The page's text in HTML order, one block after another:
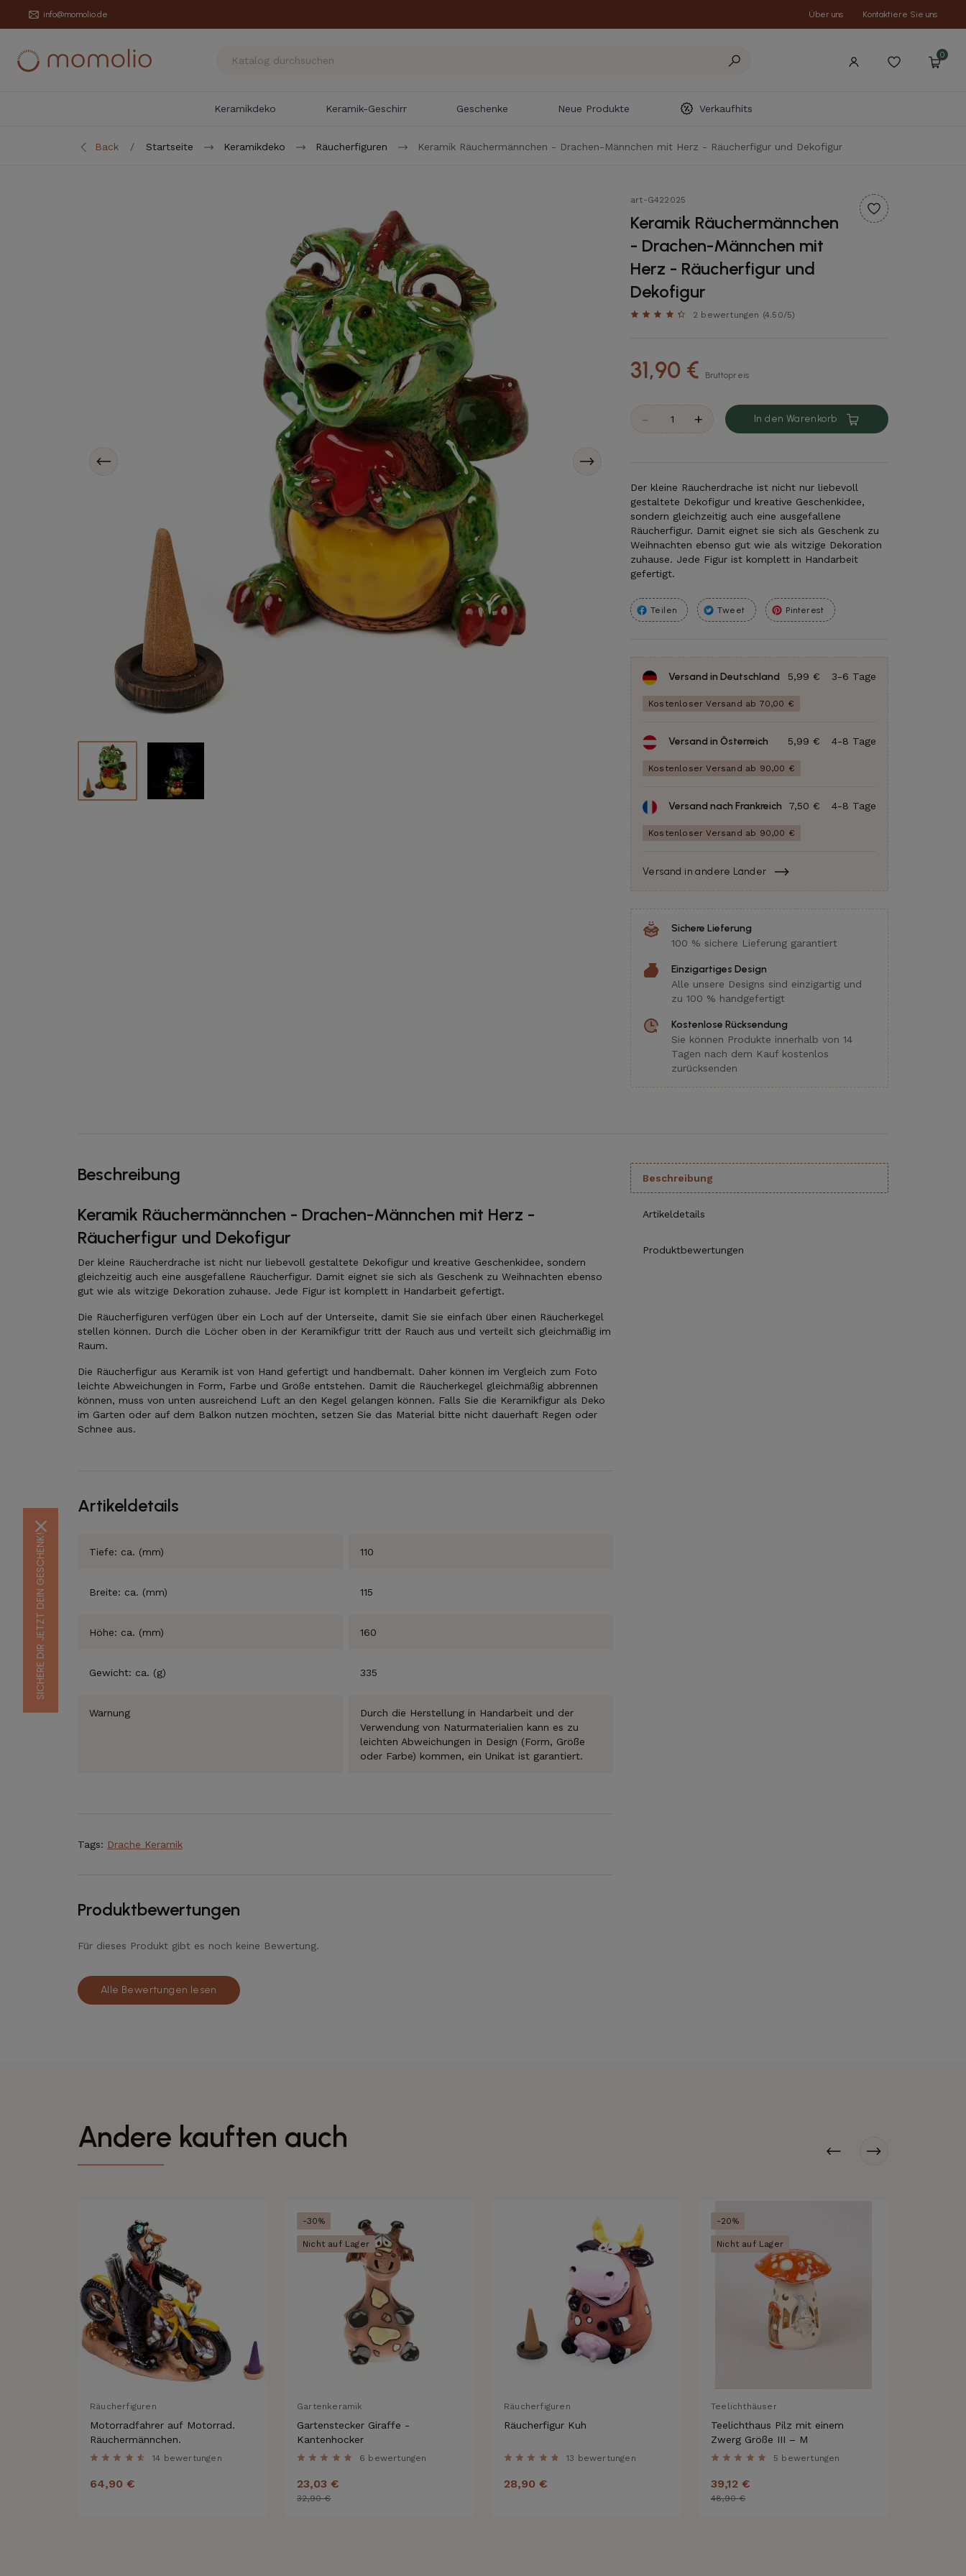
info@momolio.de Über uns Kontaktiere Sie uns
0
Keramikdeko Keramik-Geschirr Geschenke Neue Produkte Verkaufhits
Back Startseite Keramikdeko Räucherfiguren Keramik Räuchermännchen - Drachen-Männchen mit Herz - Räucherfigur und Dekofigur
art-G422025
Keramik Räuchermännchen
- Drachen-Männchen mit
Herz - Räucherfigur und
Dekofigur
2 bewertungen (4.50/5)
31,90 € Bruttopreis
- + In den Warenkorb
Der kleine Räucherdrache ist nicht nur liebevoll
gestaltete Dekofigur und kreative Geschenkidee,
sondern gleichzeitig auch eine ausgefallene
Räucherfigur. Damit eignet sie sich als Geschenk zu
Weihnachten ebenso gut wie als witzige Dekoration
zuhause. Jede Figur ist komplett in Handarbeit
gefertigt.
Teilen Tweet Pinterest
Versand in Deutschland 3-6 Tage
5,99 €
Kostenloser Versand ab 70,00 €
Versand in Österreich 4-8 Tage
5,99 €
Kostenloser Versand ab 90,00 €
Versand nach Frankreich 4-8 Tage
7,50 €
Kostenloser Versand ab 90,00 €
Versand in andere Länder
Sichere Lieferung
100 % sichere Lieferung garantiert
Einzigartiges Design
Alle unsere Designs sind einzigartig und
zu 100 % handgefertigt
Kostenlose Rücksendung
Sie können Produkte innerhalb von 14
Tagen nach dem Kauf kostenlos
zurücksenden
Beschreibung
Keramik Räuchermännchen - Drachen-Männchen mit Herz -
Räucherfigur und Dekofigur
Der kleine Räucherdrache ist nicht nur liebevoll gestaltete Dekofigur und kreative Geschenkidee, sondern
gleichzeitig auch eine ausgefallene Räucherfigur. Damit eignet sie sich als Geschenk zu Weihnachten ebenso
gut wie als witzige Dekoration zuhause. Jede Figur ist komplett in Handarbeit gefertigt.
Die Räucherfiguren verfügen über ein Loch auf der Unterseite, damit Sie sie einfach über einen Räucherkegel
stellen können. Durch die Löcher oben in der Keramikfigur tritt der Rauch aus und verteilt sich gleichmäßig im
Raum.
Die Räucherfigur aus Keramik ist von Hand gefertigt und handbemalt. Daher können im Vergleich zum Foto
leichte Abweichungen in Form, Farbe und Größe entstehen. Damit die Räucherkegel gleichmäßig abbrennen
können, muss von unten ausreichend Luft an den Kegel gelangen können. Falls Sie die Keramikfigur als Deko
im Garten oder auf dem Balkon nutzen möchten, setzen Sie das Material bitte nicht dauerhaft Regen oder
Schnee aus.
Artikeldetails
Tiefe: ca. (mm) 110
Breite: ca. (mm) 115
Höhe: ca. (mm) 160
Gewicht: ca. (g) 335
Warnung
Durch die Herstellung in Handarbeit und der
Verwendung von Naturmaterialien kann es zu
leichten Abweichungen in Design (Form, Größe
oder Farbe) kommen, ein Unikat ist garantiert.
Tags: Drache Keramik
Produktbewertungen
Für dieses Produkt gibt es noch keine Bewertung.
Alle Bewertungen lesen
Beschreibung
Artikeldetails
Produktbewertungen
Andere kauften auch
Räucherfiguren
Motorradfahrer auf Motorrad.
Räuchermännchen.
14 bewertungen
64,90 €
Gartenkeramik
Gartenstecker Giraffe -
Kantenhocker
6 bewertungen
23,03 €
32,90 €
-30%
Nicht auf Lager
Räucherfiguren
Räucherfigur Kuh
13 bewertungen
28,90 €
Teelichthäuser
Teelichthaus Pilz mit einem
Zwerg Größe III – M
5 bewertungen
39,12 €
48,90 €
-20%
Nicht auf Lager
Jeder neue Abonnent erhält für eine Bestellung
ABONNIEREN